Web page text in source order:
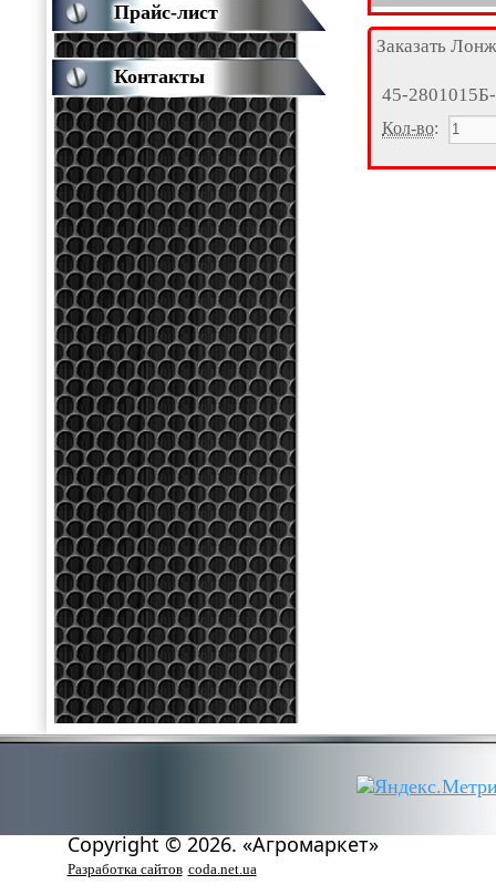
Заказать
45-
Кол-во:
Прайс-лист
Контакты
Copyright © 2026. «Агромаркет»
Разработка сайтов coda.net.ua